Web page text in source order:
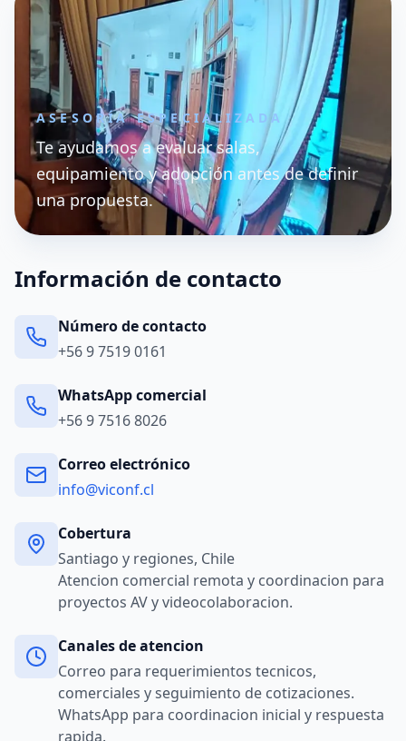
ASESORÍA ESPECIALIZADA
Te ayudamos a evaluar salas,
equipamiento y adopción antes de definir
una propuesta.
Información de contacto
Número de contacto
+56 9 7519 0161
WhatsApp comercial
+56 9 7516 8026
Correo electrónico
info@viconf.cl
Cobertura
Santiago y regiones, Chile
Atencion comercial remota y coordinacion para
proyectos AV y videocolaboracion.
Canales de atencion
Correo para requerimientos tecnicos,
comerciales y seguimiento de cotizaciones.
WhatsApp para coordinacion inicial y respuesta
rapida.